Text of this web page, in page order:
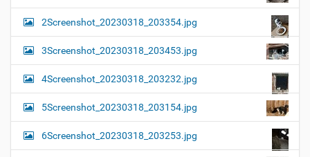
2Screenshot_20230318_203354.jpg
3Screenshot_20230318_203453.jpg
4Screenshot_20230318_203232.jpg
5Screenshot_20230318_203154.jpg
6Screenshot_20230318_203253.jpg